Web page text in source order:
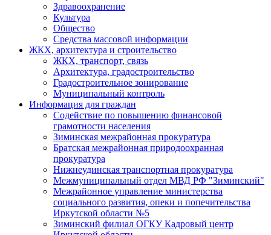
Здравоохранение
Культура
Общество
Средства массовой информации
ЖКХ, архитектура и строительство
ЖКХ, транспорт, связь
Архитектура, градостроительство
Градостроительное зонирование
Муниципальный контроль
Информация для граждан
Содействие по повышению финансовой
грамотности населения
Зиминская межрайонная прокуратура
Братская межрайонная природоохранная
прокуратура
Нижнеудинская транспортная прокуратура
Межмуниципальный отдел МВД РФ "Зиминский"
Межрайонное управление министерства
социального развития, опеки и попечительства
Иркутской области №5
Зиминский филиал ОГКУ Кадровый центр